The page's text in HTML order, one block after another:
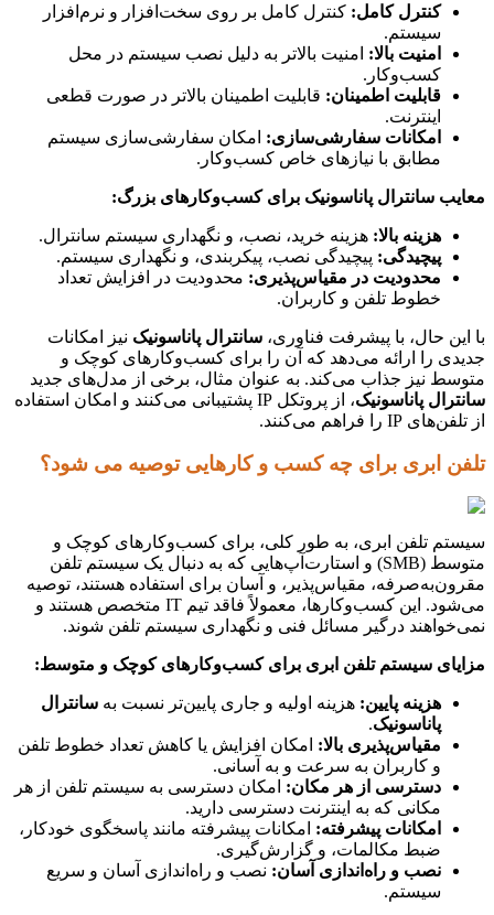
کنترل کامل: کنترل کامل بر روی سخت‌افزار و نرم‌افزار
سیستم.
امنیت بالا: امنیت بالاتر به دلیل نصب سیستم در محل
کسب‌وکار.
قابلیت اطمینان: قابلیت اطمینان بالاتر در صورت قطعی
اینترنت.
امکانات سفارشی‌سازی: امکان سفارشی‌سازی سیستم
مطابق با نیازهای خاص کسب‌وکار.
معایب سانترال پاناسونیک برای کسب‌وکارهای بزرگ:
هزینه بالا: هزینه خرید، نصب، و نگهداری سیستم سانترال.
پیچیدگی: پیچیدگی نصب، پیکربندی، و نگهداری سیستم.
محدودیت در مقیاس‌پذیری: محدودیت در افزایش تعداد
خطوط تلفن و کاربران.
با این حال، با پیشرفت فناوری، سانترال پاناسونیک نیز امکانات
جدیدی را ارائه می‌دهد که آن را برای کسب‌وکارهای کوچک و
متوسط نیز جذاب می‌کند. به عنوان مثال، برخی از مدل‌های جدید
سانترال پاناسونیک
، از پروتکل IP پشتیبانی می‌کنند و امکان استفاده
از تلفن‌های IP را فراهم می‌کنند.
تلفن ابری برای چه کسب و کارهایی توصیه می شود؟
سیستم تلفن ابری، به طور کلی، برای کسب‌وکارهای کوچک و
متوسط (SMB) و استارت‌آپ‌هایی که به دنبال یک سیستم تلفن
مقرون‌به‌صرفه، مقیاس‌پذیر، و آسان برای استفاده هستند، توصیه
می‌شود. این کسب‌وکارها، معمولاً فاقد تیم IT متخصص هستند و
نمی‌خواهند درگیر مسائل فنی و نگهداری سیستم تلفن شوند.
مزایای سیستم تلفن ابری برای کسب‌وکارهای کوچک و متوسط:
هزینه پایین: هزینه اولیه و جاری پایین‌تر نسبت به سانترال
پاناسونیک.
مقیاس‌پذیری بالا: امکان افزایش یا کاهش تعداد خطوط تلفن
و کاربران به سرعت و به آسانی.
دسترسی از هر مکان: امکان دسترسی به سیستم تلفن از هر
مکانی که به اینترنت دسترسی دارید.
امکانات پیشرفته: امکانات پیشرفته مانند پاسخگوی خودکار،
ضبط مکالمات، و گزارش‌گیری.
نصب و راه‌اندازی آسان: نصب و راه‌اندازی آسان و سریع
سیستم.